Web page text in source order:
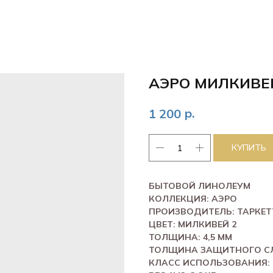
АЭРО
1 200 р.
КУПИТЬ
БЫТОВОЙ ЛИНОЛЕУМ
КОЛЛЕКЦИЯ: АЭРО
ПРОИЗВОДИТЕЛЬ:
ЦВЕТ: МИЛКИВЕЙ 2
ТОЛЩИНА: 4,5 ММ
ТОЛЩИНА ЗАЩИТНОГО
КЛАСС ИСПОЛЬЗОВАНИЯ: